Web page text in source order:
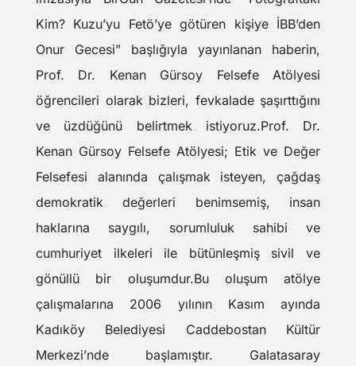
Kim? Kuzu’yu Fetö’ye götüren kişiye İBB’den
Onur Gecesi” başlığıyla yayınlanan haberin,
Prof. Dr. Kenan Gürsoy Felsefe Atölyesi
öğrencileri olarak bizleri, fevkalade şaşırttığını
ve üzdüğünü belirtmek istiyoruz.Prof. Dr.
Kenan Gürsoy Felsefe Atölyesi; Etik ve Değer
Felsefesi alanında çalışmak isteyen, çağdaş
demokratik değerleri benimsemiş, insan
haklarına saygılı, sorumluluk sahibi ve
cumhuriyet ilkeleri ile bütünleşmiş sivil ve
gönüllü bir oluşumdur.Bu oluşum atölye
çalışmalarına 2006 yılının Kasım ayında
Kadıköy Belediyesi Caddebostan Kültür
Merkezi’nde başlamıştır. Galatasaray